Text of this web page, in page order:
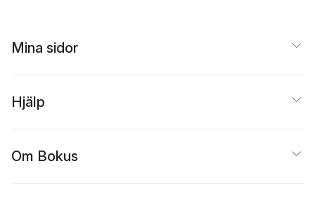
Mina sidor
Hjälp
Om Bokus